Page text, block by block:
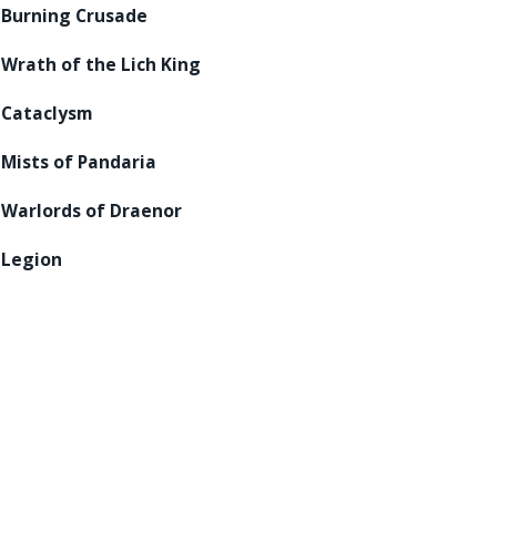
Burning Crusade
Wrath of the Lich King
Cataclysm
Mists of Pandaria
Warlords of Draenor
Legion